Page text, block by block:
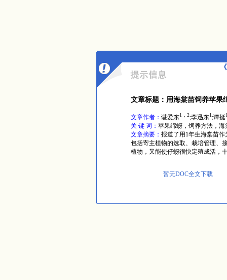
文章标题：用海棠苗饲养苹果
文章作者： 谌爱东1，2;李迅东1 ;谭挺
关 键 词： 苹果绵蚜，饲养方法，海
文章摘要： 报道了用1年生海棠苗
包括寄主植物的选取、栽培管理、
植物，又能使仔蚜很快定殖成活，
暂无DOC全文下载